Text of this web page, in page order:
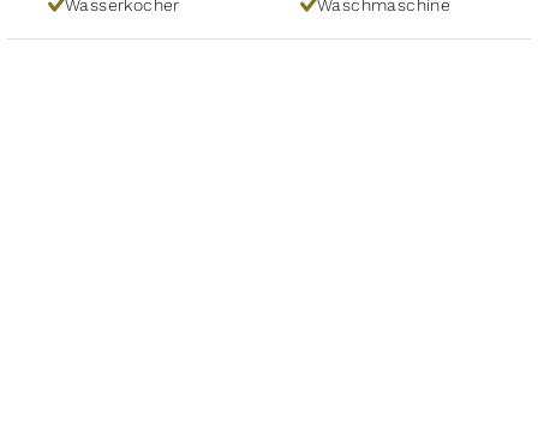
Wasserkocher Waschmaschine